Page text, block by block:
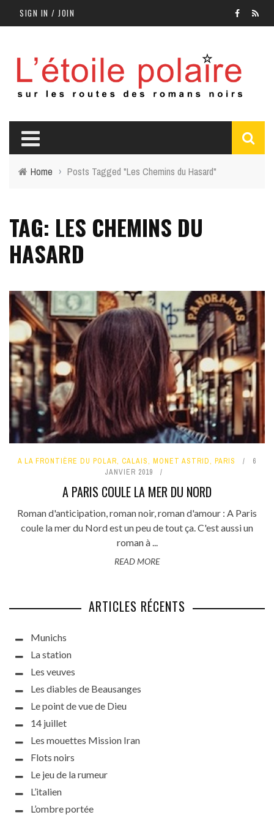
SIGN IN / JOIN
Home › Posts Tagged "Les Chemins du Hasard"
TAG: LES CHEMINS DU
HASARD
A LA FRONTIÈRE DU POLAR, CALAIS, MONET ASTRID, PARIS
6
JANVIER 2019
A PARIS COULE LA MER DU NORD
Roman d'anticipation, roman noir, roman d'amour : A Paris
coule la mer du Nord est un peu de tout ça. C'est aussi un
roman à ...
READ MORE
ARTICLES RÉCENTS
Munichs
La station
Les veuves
Les diables de Beausanges
Le point de vue de Dieu
14 juillet
Les mouettes Mission Iran
Flots noirs
Le jeu de la rumeur
L’italien
L’ombre portée